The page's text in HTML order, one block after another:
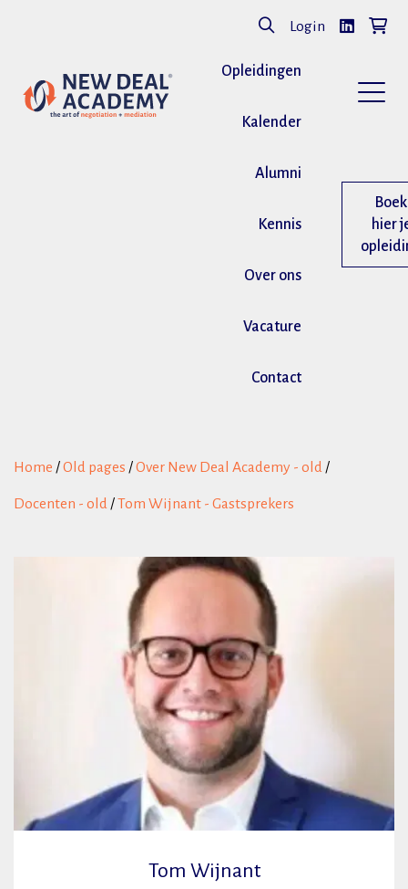
Login
Opleidingen
Kalender
Alumni
Kennis
Over ons
Vacature
Contact
Boek
hier
Home /Old pages /Over New Deal Academy - old/
Docenten - old/Tom Wijnant - Gastsprekers
Tom Wijnant